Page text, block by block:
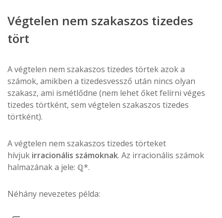
Végtelen nem szakaszos tizedes
tört
A végtelen nem szakaszos tizedes törtek azok a
számok, amikben a tizedesvessző után nincs olyan
szakasz, ami ismétlődne (nem lehet őket felírni véges
tizedes törtként, sem végtelen szakaszos tizedes
törtként).
A végtelen nem szakaszos tizedes törteket
hívjuk irracionális számoknak. Az irracionális számok
halmazának a jele: ℚ*.
Néhány nevezetes példa: